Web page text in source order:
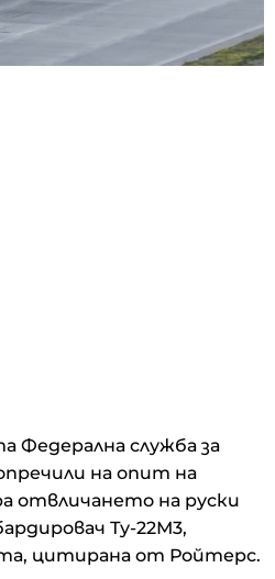
Федерална служба за
на опит на
отвличането на руски
Ту-22М3,
цитирана от Ройтерс.